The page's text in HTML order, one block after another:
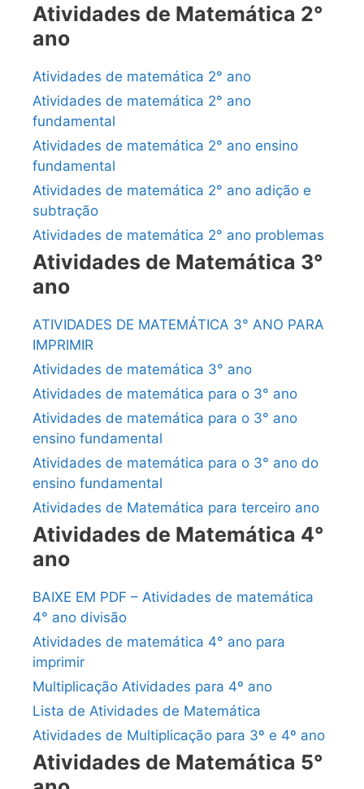
Atividades de Matemática 2°
ano
Atividades de matemática 2° ano
Atividades de matemática 2° ano
fundamental
Atividades de matemática 2° ano ensino
fundamental
Atividades de matemática 2° ano adição e
subtração
Atividades de matemática 2° ano problemas
Atividades de Matemática 3°
ano
ATIVIDADES DE MATEMÁTICA 3° ANO PARA
IMPRIMIR
Atividades de matemática 3° ano
Atividades de matemática para o 3° ano
Atividades de matemática para o 3° ano
ensino fundamental
Atividades de matemática para o 3° ano do
ensino fundamental
Atividades de Matemática para terceiro ano
Atividades de Matemática 4°
ano
BAIXE EM PDF – Atividades de matemática
4° ano divisão
Atividades de matemática 4° ano para
imprimir
Multiplicação Atividades para 4º ano
Lista de Atividades de Matemática
Atividades de Multiplicação para 3º e 4º ano
Atividades de Matemática 5°